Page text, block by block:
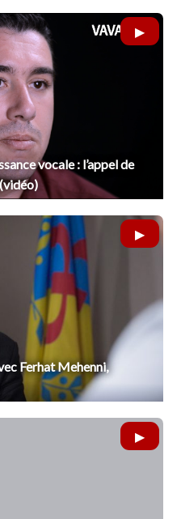
vocale : l’appel de
Ferhat Mehenni,